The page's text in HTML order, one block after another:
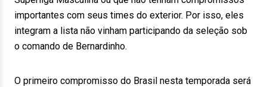
importantes com seus times do exterior. Por isso, eles
integram a lista não vinham participando da seleção sob
o comando de Bernardinho.
O primeiro compromisso do Brasil nesta temporada será